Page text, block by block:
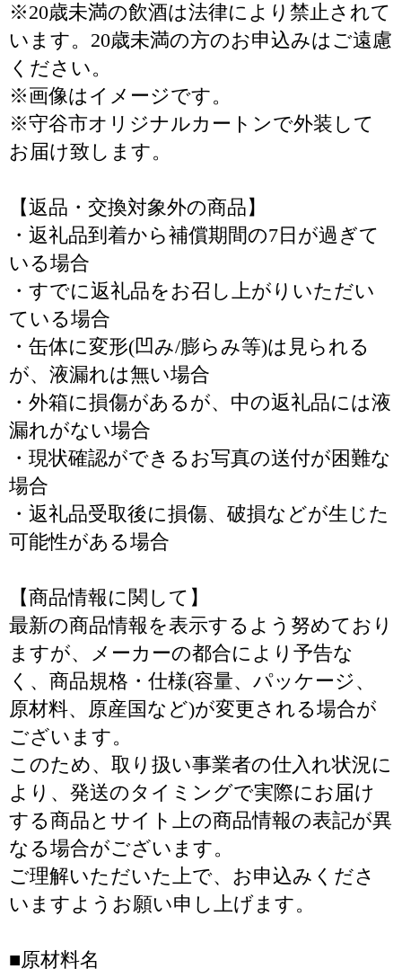
※20歳未満の飲酒は法律により禁止されて
います。20歳未満の方のお申込みはご遠慮
ください。
※画像はイメージです。
※守谷市オリジナルカートンで外装して
お届け致します。
【返品・交換対象外の商品】
・返礼品到着から補償期間の7日が過ぎて
いる場合
・すでに返礼品をお召し上がりいただい
ている場合
・缶体に変形(凹み/膨らみ等)は見られる
が、液漏れは無い場合
・外箱に損傷があるが、中の返礼品には液
漏れがない場合
・現状確認ができるお写真の送付が困難な
場合
・返礼品受取後に損傷、破損などが生じた
可能性がある場合
【商品情報に関して】
最新の商品情報を表示するよう努めており
ますが、メーカーの都合により予告な
く、商品規格・仕様(容量、パッケージ、
原材料、原産国など)が変更される場合が
ございます。
このため、取り扱い事業者の仕入れ状況に
より、発送のタイミングで実際にお届け
する商品とサイト上の商品情報の表記が異
なる場合がございます。
ご理解いただいた上で、お申込みくださ
いますようお願い申し上げます。
■原材料名